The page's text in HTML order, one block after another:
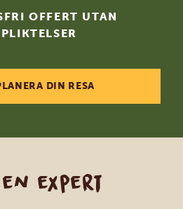
OFFERT UTAN
DIN RESA
expert